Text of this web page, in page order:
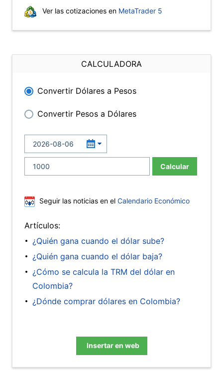
Ver las cotizaciones en MetaTrader 5
CALCULADORA
Convertir Dólares a Pesos
Convertir Pesos a Dólares
Calcular
Seguir las noticias en el Calendario Económico
Artículos:
¿Quién gana cuando el dólar sube?
¿Quién gana cuando el dólar baja?
¿Cómo se calcula la TRM del dólar en
Colombia?
¿Dónde comprar dólares en Colombia?
Insertar en web